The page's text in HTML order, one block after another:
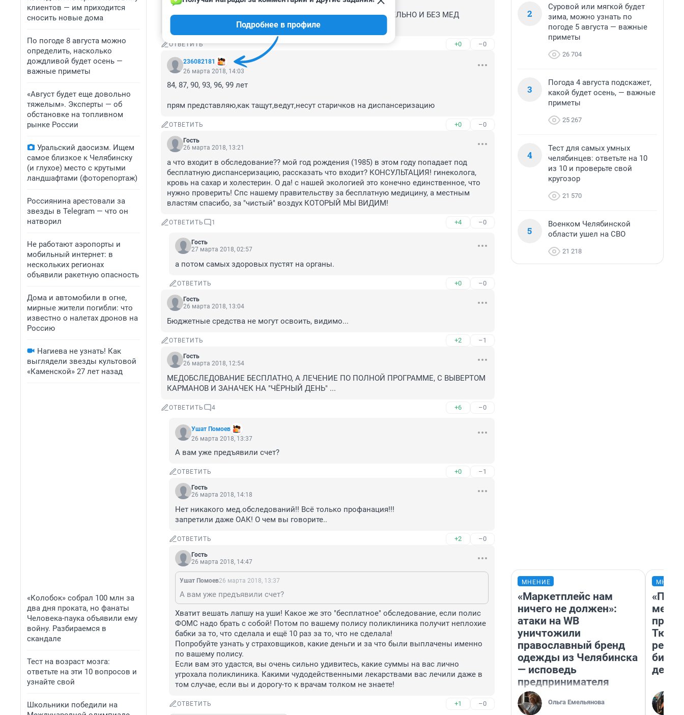
клиентов — им приходится
сносить новые дома
По погоде 8 августа можно
определить, насколько
дождливой будет осень —
важные приметы
«Август будет еще довольно
тяжелым». Эксперты — об
обстановке на топливном
рынке России
Уральский даосизм. Ищем
самое близкое к Челябинску
(и глухое) место с крутыми
ландшафтами (фоторепортаж)
Россиянина арестовали за
звезды в Telegram — что он
натворил
Не работают аэропорты и
мобильный интернет: в
нескольких регионах
объявили ракетную опасность
Дома и автомобили в огне,
мирные жители погибли: что
известно о налетах дронов на
Россию
Нагиева не узнать! Как
выглядели звезды культовой
«Каменской» 27 лет назад
«Колобок» собрал 100 млн за
два дня проката, но фанаты
Человека-паука объявили ему
войну. Разбираемся в
скандале
Тест на возраст мозга:
ответьте на эти 10 вопросов и
узнайте свой
Школьники победили на
Это убийство по закону теперь.
Дождались поблажек для НАРОДА - УМИРАТЬ ДОЛГО МУЧИТЕЛЬНО И БЕЗ МЕД
ОТВЕТИТЬ +0 –0
236082181
Подробнее в профиле
26 марта 2018, 14:03
84, 87, 90, 93, 96, 99 лет
прям представляю,как тащут,ведут,несут старичков на диспансеризацию
ОТВЕТИТЬ +0 –0
Гость
26 марта 2018, 13:21
а что входит в обследование?? мой год рождения (1985) в этом году попадает под
бесплатную диспансеризацию, рассказать что входит? КОНСУЛЬТАЦИЯ! гинеколога,
кровь на сахар и холестерин. О да! с нашей экологией это конечно единственное, что
нужно проверить! Спс нашему правительству за бесплатную медицину, а местным
властям спасибо, за "чистый" воздух КОТОРЫЙ МЫ ВИДИМ!
ОТВЕТИТЬ 1 +4 –0
Гость
27 марта 2018, 02:57
а потом самых здоровых пустят на органы.
ОТВЕТИТЬ +0 –0
Гость
26 марта 2018, 13:04
Бюджетные средства не могут освоить, видимо...
ОТВЕТИТЬ +2 –1
Гость
26 марта 2018, 12:54
МЕДОБСЛЕДОВАНИЕ БЕСПЛАТНО, А ЛЕЧЕНИЕ ПО ПОЛНОЙ ПРОГРАММЕ, С ВЫВЕРТОМ
КАРМАНОВ И ЗАНАЧЕК НА "ЧЁРНЫЙ ДЕНЬ" ...
ОТВЕТИТЬ 4 +6 –0
Ушат Помоев
26 марта 2018, 13:37
А вам уже предъявили счет?
ОТВЕТИТЬ +0 –1
Гость
26 марта 2018, 14:18
Нет никакого мед.обследований!! Всё только профанация!!!
запретили даже ОАК! О чем вы говорите..
ОТВЕТИТЬ +2 –0
Гость
26 марта 2018, 14:47
Ушат Помоев26 марта 2018, 13:37
А вам уже предъявили счет?
Хватит вешать лапшу на уши! Какое же это "бесплатное" обследование, если полис
ФОМС надо брать с собой! Потом по вашему полису поликлиника получит неплохие
бабки за то, что сделала и ещё 10 раз за то, что не сделала!
Попробуйте узнать у страховщиков, какие деньги и за что были выплачены именно
по вашему полису.
Если вам это удастся, вы очень сильно удивитесь, какие суммы на вас лично
угрохала поликлиника. Какими чудодейственными лекарствами вас лечили даже в
том случае, если вы и дорогу-то к врачам толком не знаете!
ОТВЕТИТЬ +1 –0
2
Суровой или мягкой будет
зима, можно узнать по
погоде 5 августа — важные
приметы
26 704
3
Погода 4 августа подскажет,
какой будет осень, — важные
приметы
25 267
4
Тест для самых умных
челябинцев: ответьте на 10
из 10 и проверьте свой
кругозор
21 570
5
Военком Челябинской
области ушел на СВО
21 218
МНЕНИЕ
«Маркетплейс нам
ничего не должен»:
атаки на WB
уничтожили
православный бренд
одежды из Челябинска
— исповедь
предпринимателя
Ольга Емельянова